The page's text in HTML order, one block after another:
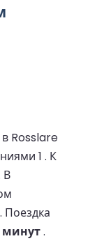
Rosslare
1 . К
В
. Поездка
минут.